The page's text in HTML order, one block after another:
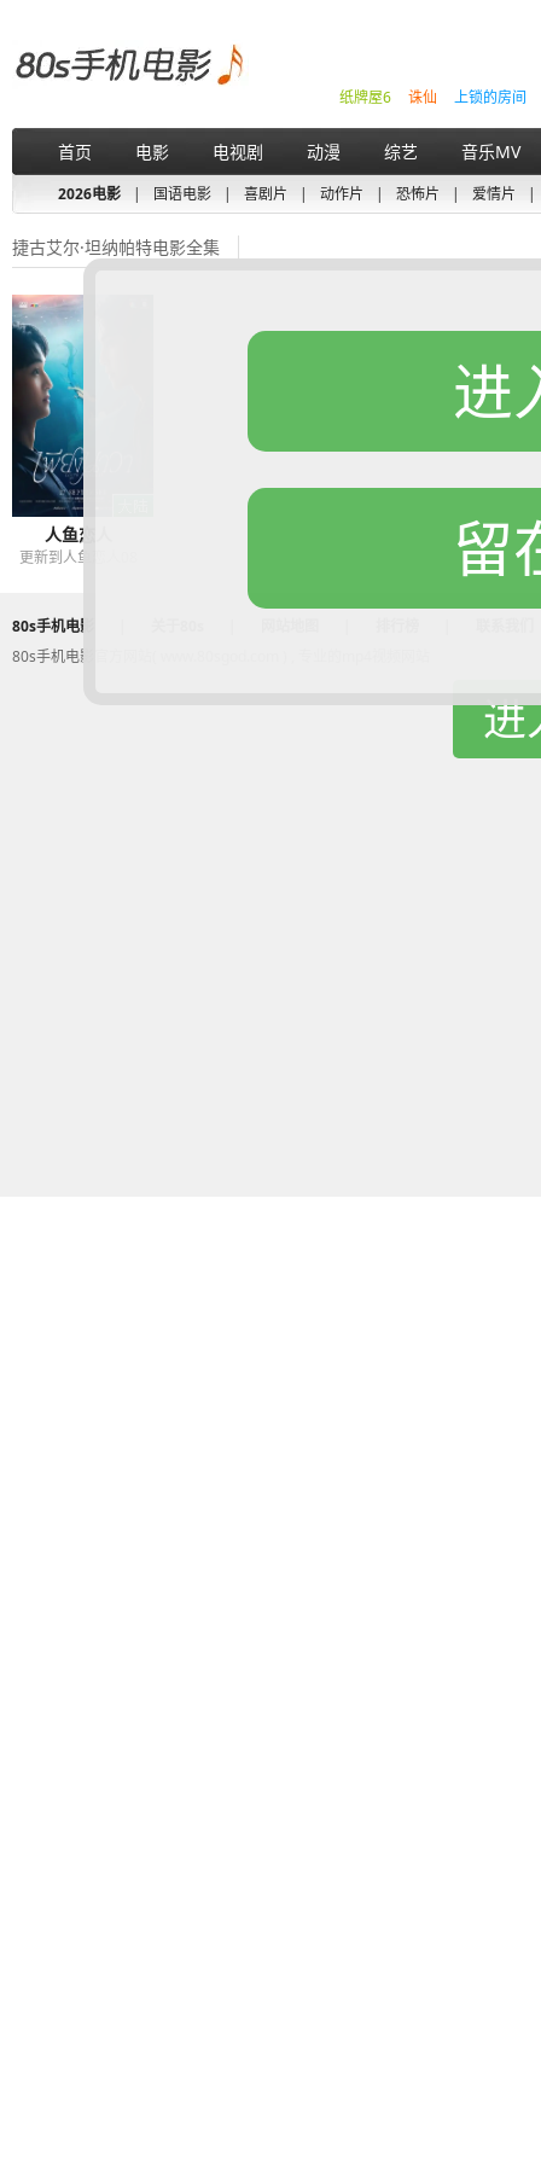
上锁的房间
诛仙
纸牌屋6
首页 电影 电视剧 动漫 综艺 音乐MV
2026电影 | 国语电影 | 喜剧片 | 动作片 | 恐怖片 | 爱情片 |
捷古艾尔·坦纳帕特电影全集
人鱼恋人
更新到人鱼恋人08
80s手机电影
80s手机电影官方网站( www.80sgod.com ) , 专业的mp4视频网站
进
进
留